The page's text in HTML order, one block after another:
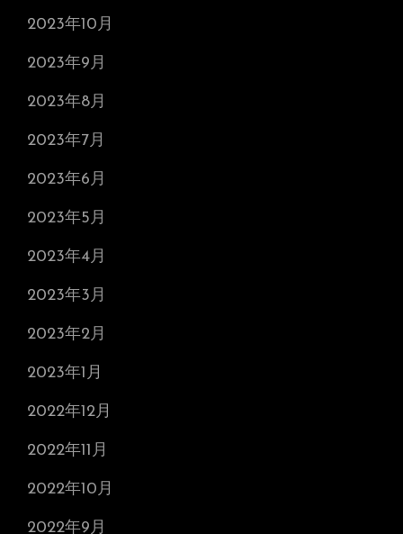
2023年10月
2023年9月
2023年8月
2023年7月
2023年6月
2023年5月
2023年4月
2023年3月
2023年2月
2023年1月
2022年12月
2022年11月
2022年10月
2022年9月